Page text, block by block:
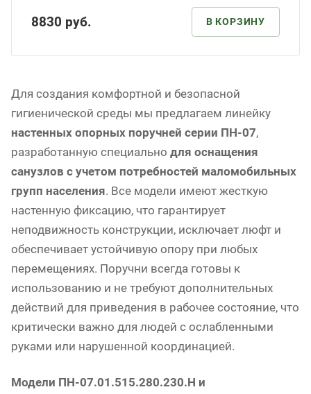
8830 руб. В КОРЗИНУ
Для создания комфортной и безопасной
гигиенической среды мы предлагаем линейку
настенных опорных поручней серии ПН-07,
разработанную специально для оснащения
санузлов с учетом потребностей маломобильных
групп населения. Все модели имеют жесткую
настенную фиксацию, что гарантирует
неподвижность конструкции, исключает люфт и
обеспечивает устойчивую опору при любых
перемещениях. Поручни всегда готовы к
использованию и не требуют дополнительных
действий для приведения в рабочее состояние, что
критически важно для людей с ослабленными
руками или нарушенной координацией.
Модели ПН-07.01.515.280.230.Н и